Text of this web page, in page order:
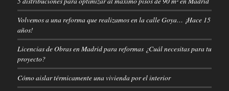
Volvemos a una reforma que realizamos en la calle Goya… ¡Hace 15
años!
Licencias de Obras en Madrid para reformas ¿Cuál necesitas para tu
proyecto?
Cómo aislar térmicamente una vivienda por el interior